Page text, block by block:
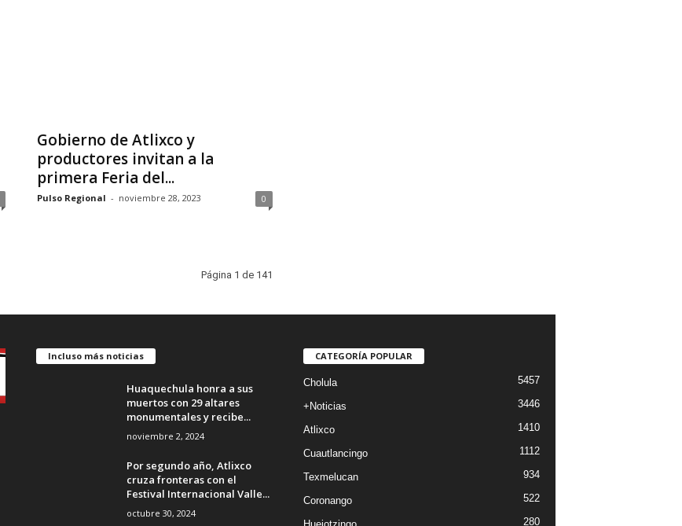
Gobierno de Atlixco y
productores invitan a la
primera Feria del...
Pulso Regional - noviembre 28, 2023 0
Página 1 de 141
Incluso más noticias
Huaquechula honra a sus
muertos con 29 altares
monumentales y recibe...
noviembre 2, 2024
Por segundo año, Atlixco
cruza fronteras con el
Festival Internacional Valle...
octubre 30, 2024
CATEGORÍA POPULAR
Cholula 5457
+Noticias 3446
Atlixco 1410
Cuautlancingo 1112
Texmelucan 934
Coronango 522
280